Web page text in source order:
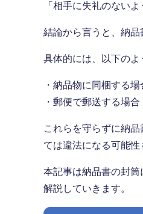
「相手に失礼のない
結論から言うと、納品
具体的には、以下のよ
・納品物に同梱する
・郵便で郵送する場
これらを守らずに納
ては違法になる可能性
本記事は納品書の封
解説していきます。